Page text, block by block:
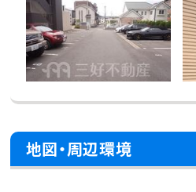
地図・周辺環境